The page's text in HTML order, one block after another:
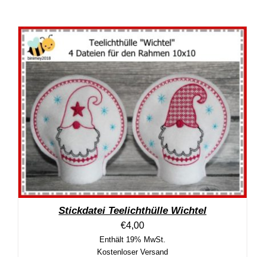
Stickdatei Teelichthülle Wichtel
€4,00
Enthält 19% MwSt.
Kostenloser Versand